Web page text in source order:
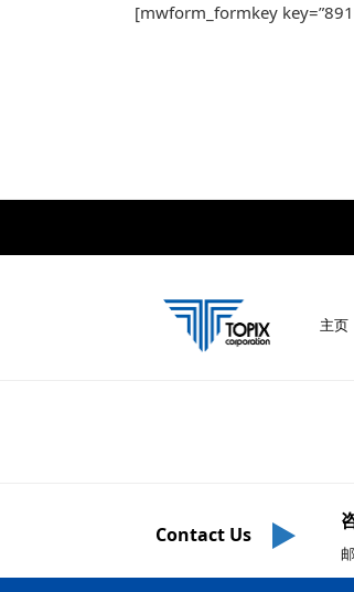
[mwform_formkey
主页
Contact Us